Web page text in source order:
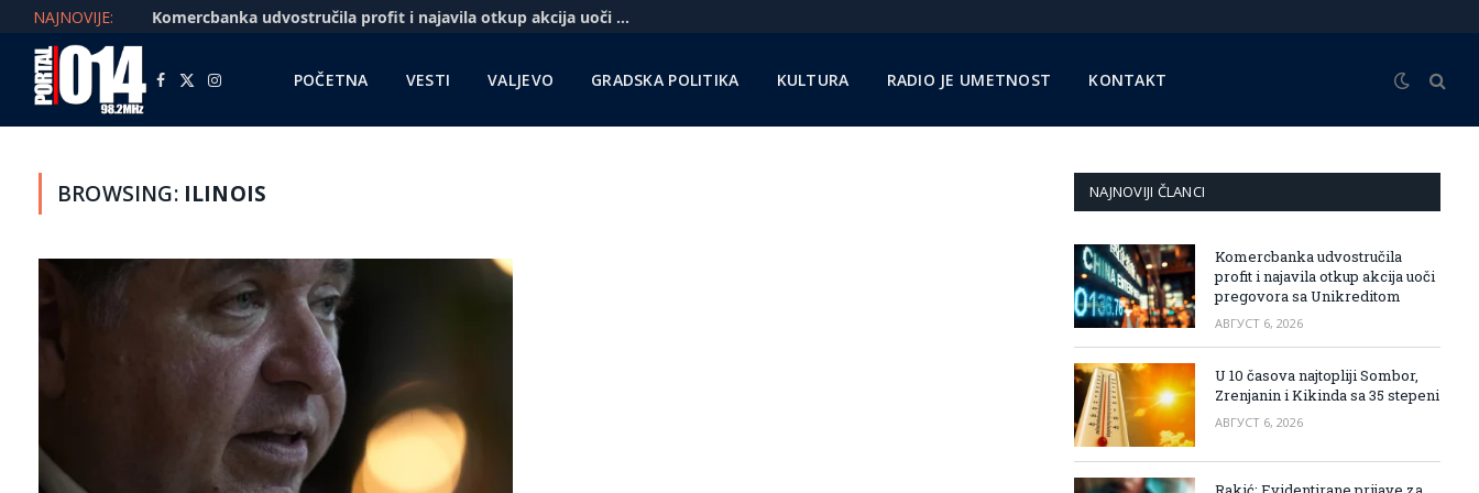
NAJNOVIJE: Komercbanka udvostručila profit i najavila otkup akcija uoči pregovora sa Unikreditom
Facebook
X
Instagram POČETNA VESTI VALJEVO GRADSKA POLITIKA KULTURA RADIO JE UMETNOST KONTAKT
BROWSING: ILINOIS NAJNOVIJI ČLANCI
Komercbanka udvostručila
profit i najavila otkup akcija uoči
pregovora sa Unikreditom
АВГУСТ 6, 2026
U 10 časova najtopliji Sombor,
Zrenjanin i Kikinda sa 35 stepeni
АВГУСТ 6, 2026